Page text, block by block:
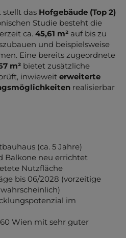
stellt das Hofgebäude (Top 2)
Studie besteht die
ca. 45,61 m² auf bis zu
und beispielsweise
Eine bereits zugeordnete
m² bietet zusätzliche
inwieweit erweiterte
realisierbar
(ca. 5 Jahre)
Balkone neu errichtet
Nutzfläche
bis 06/2028 (vorzeitige
im
Wien mit sehr guter